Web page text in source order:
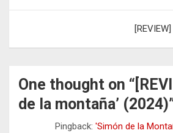
entradas
One thought on “
de la montaña’ (2024)
Pingback: 'Simón de la